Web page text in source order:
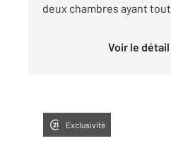
deux chambres ayant
Voir le
Exclusivité